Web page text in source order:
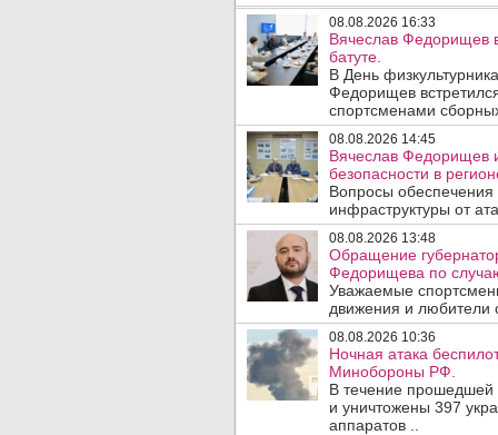
08.08.2026 16:33
Вячеслав Федорищев
батуте.
В День
Федорищев
спортсменами
08.08.2026 14:45
Вячеслав Федорищев
безопасности в
Вопросы обеспечения
инфраструктуры от
08.08.2026 13:48
Обращение
Федорищева по
Уважаемые
движения и любители
08.08.2026 10:36
Ночная атака
Минобороны РФ.
В течение
и уничтожены 397
аппаратов ..